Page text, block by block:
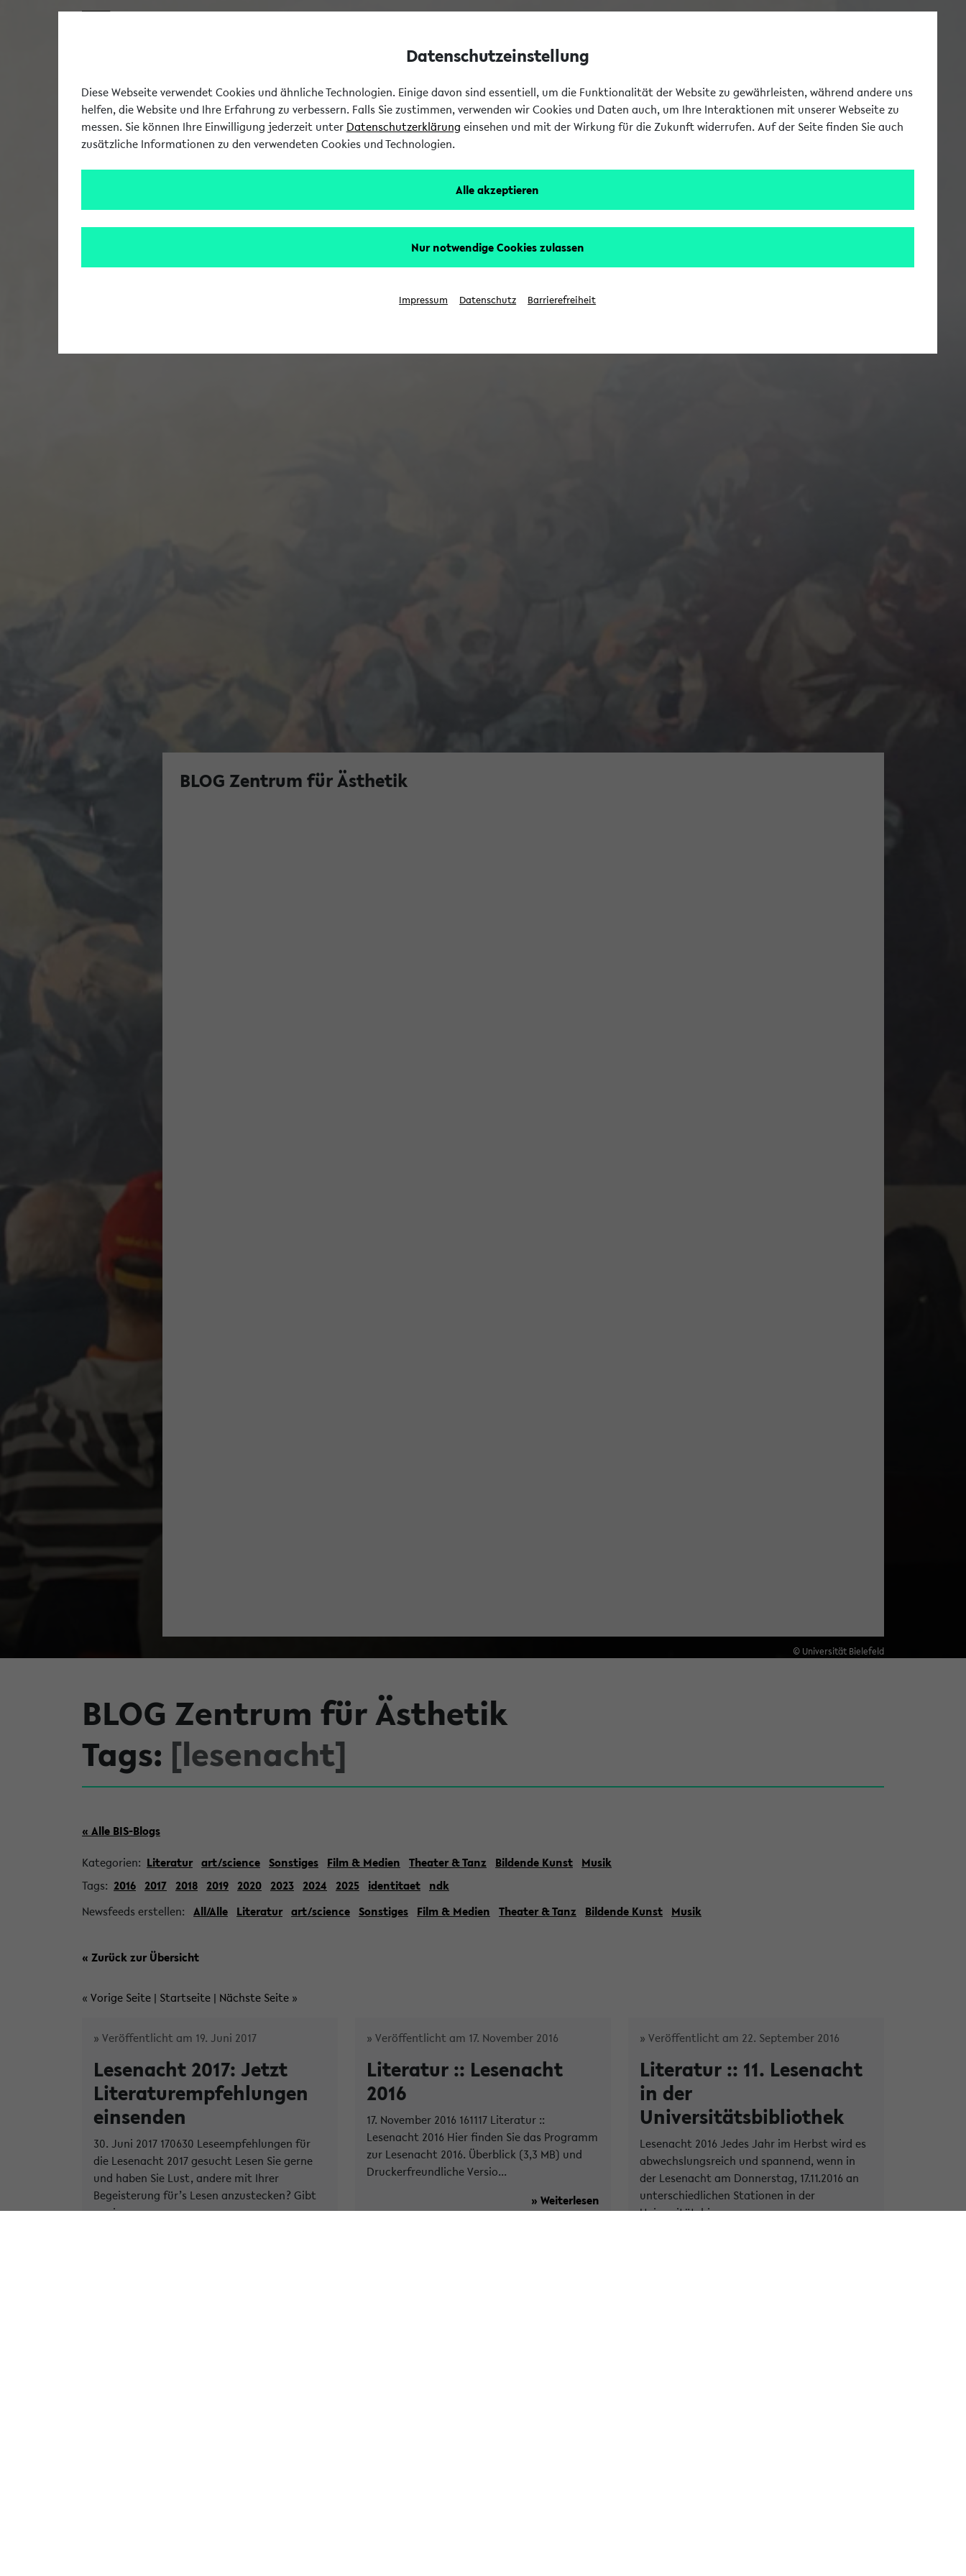
© Universität Bielefeld
BLOG Zentrum für Ästhetik
BLOG Zentrum für Ästhetik
Tags: [lesenacht]
« Alle BIS-Blogs
Kategorien: Literatur art/science Sonstiges Film & Medien Theater & Tanz Bildende Kunst Musik
Tags: 2016 2017 2018 2019 2020 2023 2024 2025 identitaet ndk
Newsfeeds erstellen: All/Alle Literatur art/science Sonstiges Film & Medien Theater & Tanz Bildende Kunst Musik
« Zurück zur Übersicht
« Vorige Seite | Startseite | Nächste Seite »
» Veröffentlicht am 19. Juni 2017
Lesenacht 2017: Jetzt
Literaturempfehlungen
einsenden
30. Juni 2017 170630 Leseempfehlungen für
die Lesenacht 2017 gesucht Lesen Sie gerne
und haben Sie Lust, andere mit Ihrer
Begeisterung für’s Lesen anzustecken? Gibt
es ei...
» Veröffentlicht am 17. November 2016
Literatur :: Lesenacht
2016
17. November 2016 161117 Literatur ::
Lesenacht 2016 Hier finden Sie das Programm
zur Lesenacht 2016. Überblick (3,3 MB) und
Druckerfreundliche Versio...
» Weiterlesen
» Veröffentlicht am 22. September 2016
Literatur :: 11. Lesenacht
in der
Universitätsbibliothek
Lesenacht 2016 Jedes Jahr im Herbst wird es
abwechslungsreich und spannend, wenn in
der Lesenacht am Donnerstag, 17.11.2016 an
unterschiedlichen Stationen in der
Universitätsbi...
Datenschutzeinstellung
Diese Webseite verwendet Cookies und ähnliche Technologien. Einige davon sind essentiell, um die Funktionalität der Website zu gewährleisten, während andere uns
helfen, die Website und Ihre Erfahrung zu verbessern. Falls Sie zustimmen, verwenden wir Cookies und Daten auch, um Ihre Interaktionen mit unserer Webseite zu
messen. Sie können Ihre Einwilligung jederzeit unter Datenschutzerklärung einsehen und mit der Wirkung für die Zukunft widerrufen. Auf der Seite finden Sie auch
zusätzliche Informationen zu den verwendeten Cookies und Technologien.
Alle akzeptieren
Nur notwendige Cookies zulassen
Impressum Datenschutz Barrierefreiheit